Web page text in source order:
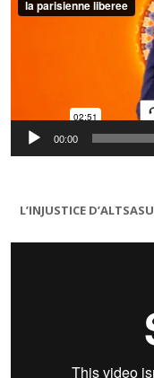
00:00
L’INJUSTICE D’ALTSASU
Lecteur